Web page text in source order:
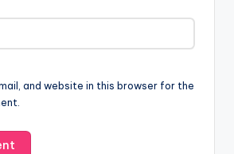
and website in this browser for the